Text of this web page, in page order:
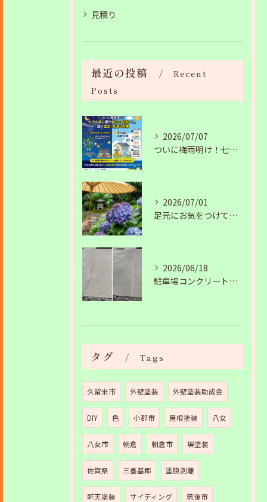
見積り
最近の投稿
Recent
Posts
2026/07/07
ついに梅雨明け！七夕の夜に願う安心の住まいと、夏の塗装・雨漏り対策
2026/07/01
足元にお気をつけて。梅雨の季節を安全・快適に乗り切るコツ
2026/06/18
駐車場コンクリートのひび割れは放置NG？原因と補修工事の施工事例を紹介
タグ Tags
久留米市 外壁塗装 外壁塗装助成金
DIY 色 小郡市 屋根塗装 八女
八女市 朝倉 朝倉市 塀塗装
佐賀県 三養基郡 塗膜剥離
軒天塗装 サイディング 筑後市